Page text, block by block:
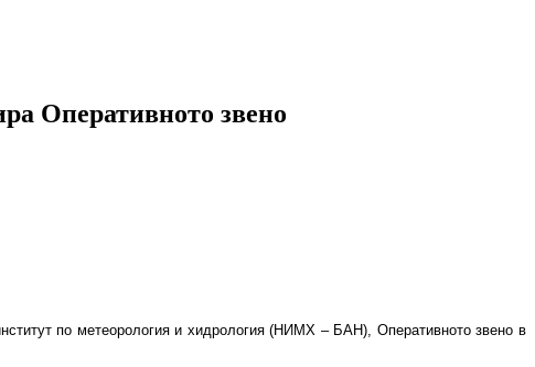
Оперативното звено
по метеорология и хидрология (НИМХ – БАН), Оперативното звено в